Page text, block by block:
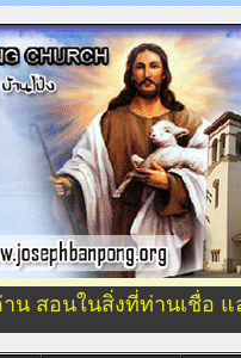
าน สอนในสิ่งที่ท่านเชื่อ